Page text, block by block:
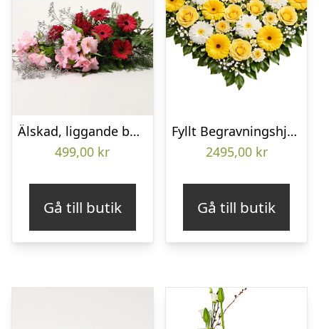
Älskad, liggande bukett
499,00 kr
Gå till butik
Fyllt Begravningshjärta
2495,00 kr
Gå till butik